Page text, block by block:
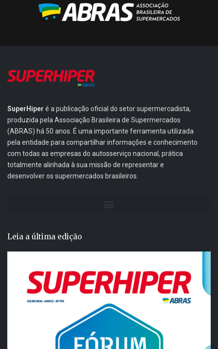
SuperHiper é a publicação oficial do setor supermercadista,
produzida pela Associação Brasileira de Supermercados
(ABRAS) há 50 anos. É uma importante ferramenta utilizada
pela entidade para compartilhar informações e conhecimento
com todas as empresas do autosserviço nacional, prática
totalmente alinhada à sua missão de representar e
desenvolver os supermercados brasileiros.
Leia a última edição